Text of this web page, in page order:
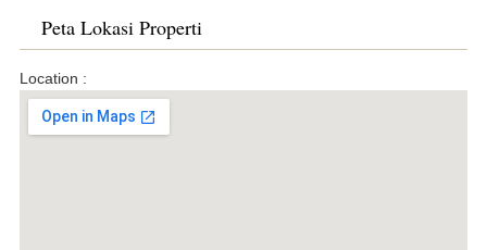
Peta Lokasi Properti
Location :